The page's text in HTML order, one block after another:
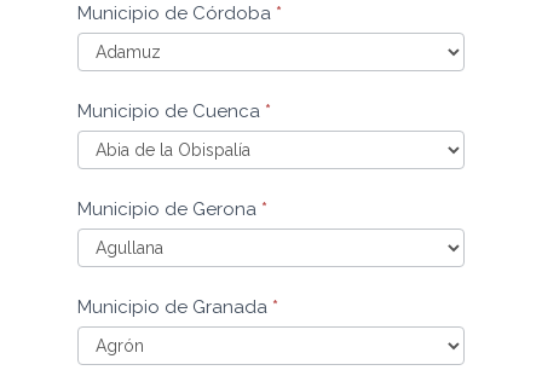
de
Ciudad
Municipio de Córdoba *
de
Córdoba
Municipio de Cuenca *
de
Cuenca
Municipio de Gerona *
de
Gerona
Municipio de Granada *